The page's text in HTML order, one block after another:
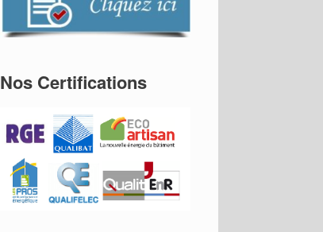
Nos Certifications